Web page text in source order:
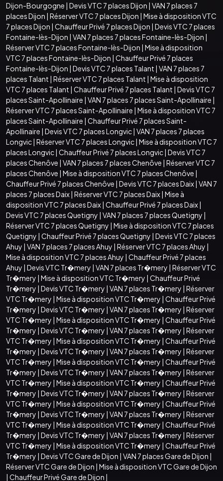
Dijon-Bourgogne | Devis VTC 7 places Dijon | VAN 7 places 7
places Dijon | Réserver VTC 7 places Dijon | Mise à disposition VTC
7 places Dijon | Chauffeur Privé 7 places Dijon | Devis VTC 7 places
Fontaine-lès-Dijon | VAN 7 places 7 places Fontaine-lès-Dijon |
Réserver VTC 7 places Fontaine-lès-Dijon | Mise à disposition
VTC 7 places Fontaine-lès-Dijon | Chauffeur Privé 7 places
Fontaine-lès-Dijon | Devis VTC 7 places Talant | VAN 7 places 7
places Talant | Réserver VTC 7 places Talant | Mise à disposition
VTC 7 places Talant | Chauffeur Privé 7 places Talant | Devis VTC 7
places Saint-Apollinaire | VAN 7 places 7 places Saint-Apollinaire |
Réserver VTC 7 places Saint-Apollinaire | Mise à disposition VTC 7
places Saint-Apollinaire | Chauffeur Privé 7 places Saint-
Apollinaire | Devis VTC 7 places Longvic| VAN 7 places 7 places
Longvic| Réserver VTC 7 places Longvic| Mise à disposition VTC 7
places Longvic| Chauffeur Privé 7 places Longvic| Devis VTC 7
places Chenôve | VAN 7 places 7 places Chenôve | Réserver VTC 7
places Chenôve | Mise à disposition VTC 7 places Chenôve |
Chauffeur Privé 7 places Chenôve | Devis VTC 7 places Daix| VAN 7
places 7 places Daix| Réserver VTC 7 places Daix| Mise à
disposition VTC 7 places Daix| Chauffeur Privé 7 places Daix|
Devis VTC 7 places Quetigny | VAN 7 places 7 places Quetigny |
Réserver VTC 7 places Quetigny | Mise à disposition VTC 7 places
Quetigny | Chauffeur Privé 7 places Quetigny | Devis VTC 7 places
Ahuy | VAN 7 places 7 places Ahuy | Réserver VTC 7 places Ahuy |
Mise à disposition VTC 7 places Ahuy | Chauffeur Privé 7 places
Ahuy | Devis VTC Tr�mery | VAN 7 places Tr�mery | Réserver VTC
Tr�mery | Mise à disposition VTC Tr�mery | Chauffeur Privé
Tr�mery | Devis VTC Tr�mery | VAN 7 places Tr�mery | Réserver
VTC Tr�mery | Mise à disposition VTC Tr�mery | Chauffeur Privé
Tr�mery | Devis VTC Tr�mery | VAN 7 places Tr�mery | Réserver
VTC Tr�mery | Mise à disposition VTC Tr�mery | Chauffeur Privé
Tr�mery | Devis VTC Tr�mery | VAN 7 places Tr�mery | Réserver
VTC Tr�mery | Mise à disposition VTC Tr�mery | Chauffeur Privé
Tr�mery | Devis VTC Tr�mery | VAN 7 places Tr�mery | Réserver
VTC Tr�mery | Mise à disposition VTC Tr�mery | Chauffeur Privé
Tr�mery | Devis VTC Tr�mery | VAN 7 places Tr�mery | Réserver
VTC Tr�mery | Mise à disposition VTC Tr�mery | Chauffeur Privé
Tr�mery | Devis VTC Tr�mery | VAN 7 places Tr�mery | Réserver
VTC Tr�mery | Mise à disposition VTC Tr�mery | Chauffeur Privé
Tr�mery | Devis VTC Tr�mery | VAN 7 places Tr�mery | Réserver
VTC Tr�mery | Mise à disposition VTC Tr�mery | Chauffeur Privé
Tr�mery | Devis VTC Tr�mery | VAN 7 places Tr�mery | Réserver
VTC Tr�mery | Mise à disposition VTC Tr�mery | Chauffeur Privé
Tr�mery | Devis VTC Gare de Dijon | VAN 7 places Gare de Dijon |
Réserver VTC Gare de Dijon | Mise à disposition VTC Gare de Dijon
| Chauffeur Privé Gare de Dijon |